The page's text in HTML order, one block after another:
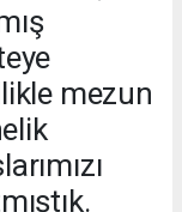
mezun